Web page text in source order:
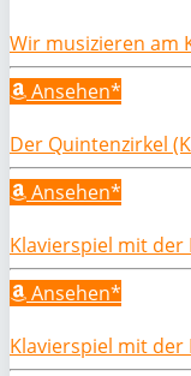
Wir musizieren am
Ansehen*
Der Quintenzirkel
Ansehen*
Klavierspiel mit der
Ansehen*
Klavierspiel mit der